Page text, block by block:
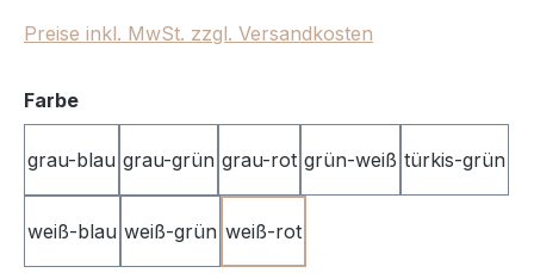
Preise inkl. MwSt. zzgl. Versandkosten
Farbeauswählen
grau-blau grau-grün grau-rot grün-weiß türkis-grün
weiß-blau weiß-grün weiß-rot